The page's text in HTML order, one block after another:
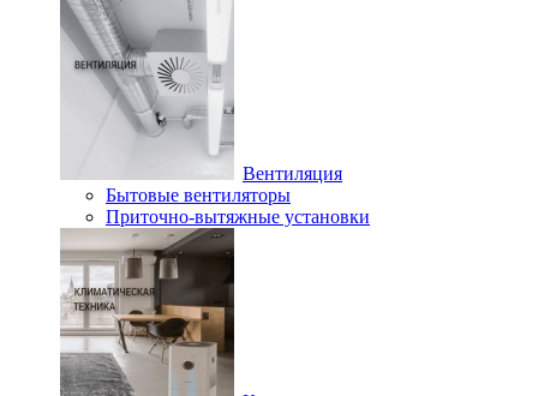
Вентиляция
Бытовые вентиляторы
Приточно-вытяжные установки